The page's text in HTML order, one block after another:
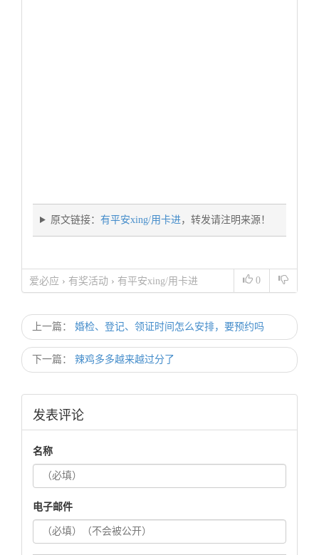
原文链接： 有平安xing/用卡进，转发请注明来源！
0
爱必应 › 有奖活动 › 有平安xing/用卡进
上一篇： 婚检、登记、领证时间怎么安排，要预约吗
下一篇： 辣鸡多多越来越过分了
发表评论
名称
电子邮件